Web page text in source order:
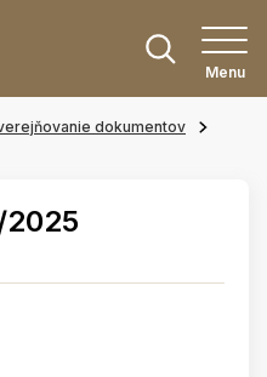
Menu
dokumentov